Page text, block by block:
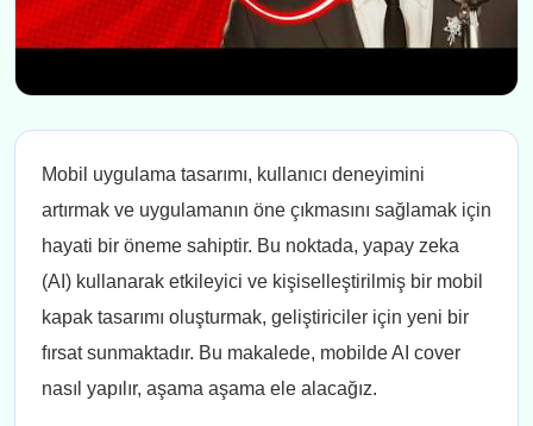
Mobil uygulama tasarımı, kullanıcı deneyimini
artırmak ve uygulamanın öne çıkmasını sağlamak için
hayati bir öneme sahiptir. Bu noktada, yapay zeka
(AI) kullanarak etkileyici ve kişiselleştirilmiş bir mobil
kapak tasarımı oluşturmak, geliştiriciler için yeni bir
fırsat sunmaktadır. Bu makalede, mobilde AI cover
nasıl yapılır, aşama aşama ele alacağız.